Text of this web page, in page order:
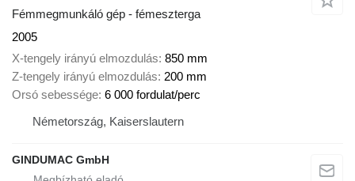
Fémmegmunkáló gép - fémeszterga
2005
X-tengely irányú elmozdulás 850 mm
Z-tengely irányú elmozdulás 200 mm
Orsó sebessége 6 000 fordulat/perc
Németország, Kaiserslautern
GINDUMAC GmbH